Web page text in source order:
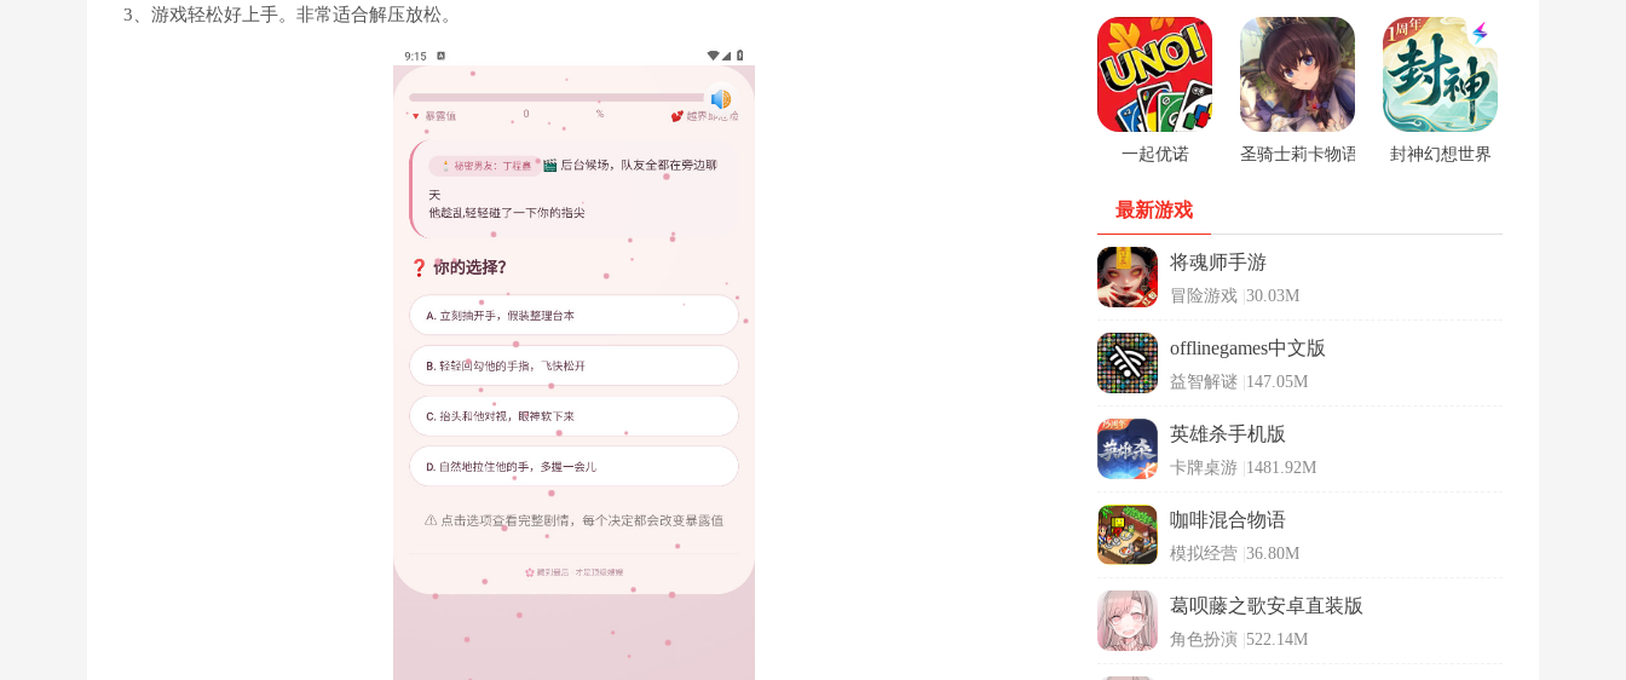
3、游戏轻松好上手。非常适合解压放松。
一起优诺 圣骑士莉卡物语安卓手游封神幻想世界
最新游戏
将魂师手游
冒险游戏 30.03M
offlinegames中文版
益智解谜 147.05M
英雄杀手机版
卡牌桌游 1481.92M
咖啡混合物语
模拟经营 36.80M
葛呗藤之歌安卓直装版
角色扮演 522.14M